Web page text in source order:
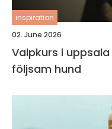
inspiration
02. June 2026
Valpkurs i uppsala grunden för en trygg och
följsam hund